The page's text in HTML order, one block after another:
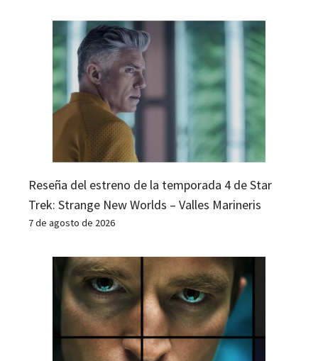
Reseña del estreno de la temporada 4 de Star
Trek: Strange New Worlds – Valles Marineris
7 de agosto de 2026